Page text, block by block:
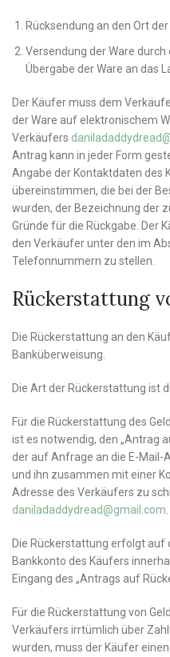
Rücksendung an den Ort
Versendung der Ware
Übergabe der Ware an das
Der Käufer muss dem
der Ware auf elektronischem
Verkäufers
Antrag kann in jeder Form
Angabe der Kontaktdaten des
übereinstimmen, die bei der
wurden, der Bezeichnung der
Gründe für die Rückgabe. Der
den Verkäufer unter den im
Telefonnummern zu stellen.
Rückerstattung
Die Rückerstattung an den
Banküberweisung.
Die Art der Rückerstattung ist
Für die Rückerstattung des
ist es notwendig, den „Antrag
der auf Anfrage an die E-Mail-
und ihn zusammen mit einer
Adresse des Verkäufers zu
daniladaddydread@gmail.com
Die Rückerstattung erfolgt auf
Bankkonto des Käufers
Eingang des „Antrags auf
Für die Rückerstattung von
Verkäufers irrtümlich über
wurden, muss der Käufer